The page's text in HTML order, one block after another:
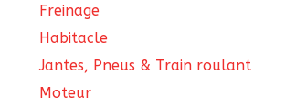
Freinage
Habitacle
Jantes, Pneus & Train roulant
Moteur